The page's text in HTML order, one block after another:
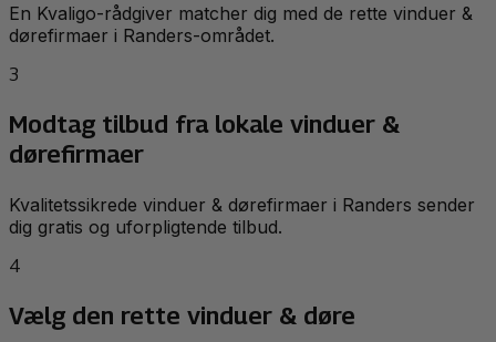
En Kvaligo-rådgiver matcher dig med de rette vinduer &
dørefirmaer i Randers-området.
3
Modtag tilbud fra lokale vinduer &
dørefirmaer
Kvalitetssikrede vinduer & dørefirmaer i Randers sender
dig gratis og uforpligtende tilbud.
4
Vælg den rette vinduer & døre